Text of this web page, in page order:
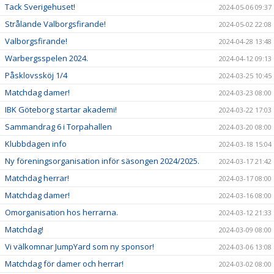
Tack Sverigehuset! 2024-05-06 09:37
Strålande Valborgsfirande! 2024-05-02 22:08
Valborgsfirande! 2024-04-28 13:48
Warbergsspelen 2024. 2024-04-12 09:13
Påsklovssköj 1/4 2024-03-25 10:45
Matchdag damer! 2024-03-23 08:00
IBK Göteborg startar akademi! 2024-03-22 17:03
Sammandrag 6 i Torpahallen 2024-03-20 08:00
Klubbdagen info 2024-03-18 15:04
Ny föreningsorganisation inför säsongen 2024/2025. 2024-03-17 21:42
Matchdag herrar! 2024-03-17 08:00
Matchdag damer! 2024-03-16 08:00
Omorganisation hos herrarna. 2024-03-12 21:33
Matchdag! 2024-03-09 08:00
Vi välkomnar JumpYard som ny sponsor! 2024-03-06 13:08
Matchdag för damer och herrar! 2024-03-02 08:00